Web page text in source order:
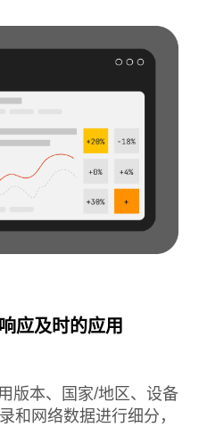
应及时的应用
版本、国家/地区、设备
和网络数据进行细分，